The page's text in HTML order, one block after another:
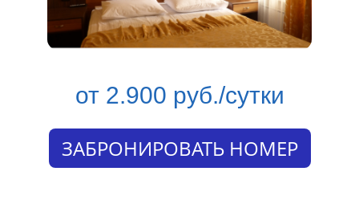
от 2.900 руб./сутки
ЗАБРОНИРОВАТЬ НОМЕР